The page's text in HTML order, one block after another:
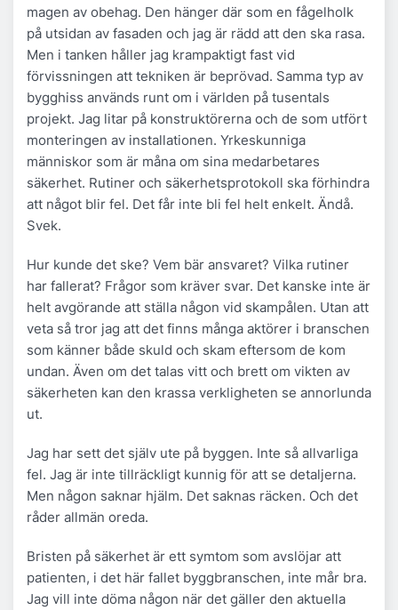
magen av obehag. Den hänger där som en fågelholk
på utsidan av fasaden och jag är rädd att den ska rasa.
Men i tanken håller jag krampaktigt fast vid
förvissningen att tekniken är beprövad. Samma typ av
bygghiss används runt om i världen på tusentals
projekt. Jag litar på konstruktörerna och de som utfört
monteringen av installationen. Yrkeskunniga
människor som är måna om sina medarbetares
säkerhet. Rutiner och säkerhetsprotokoll ska förhindra
att något blir fel. Det får inte bli fel helt enkelt. Ändå.
Svek.
Hur kunde det ske? Vem bär ansvaret? Vilka rutiner
har fallerat? Frågor som kräver svar. Det kanske inte är
helt avgörande att ställa någon vid skampålen. Utan att
veta så tror jag att det finns många aktörer i branschen
som känner både skuld och skam eftersom de kom
undan. Även om det talas vitt och brett om vikten av
säkerheten kan den krassa verkligheten se annorlunda
ut.
Jag har sett det själv ute på byggen. Inte så allvarliga
fel. Jag är inte tillräckligt kunnig för att se detaljerna.
Men någon saknar hjälm. Det saknas räcken. Och det
råder allmän oreda.
Bristen på säkerhet är ett symtom som avslöjar att
patienten, i det här fallet byggbranschen, inte mår bra.
Jag vill inte döma någon när det gäller den aktuella